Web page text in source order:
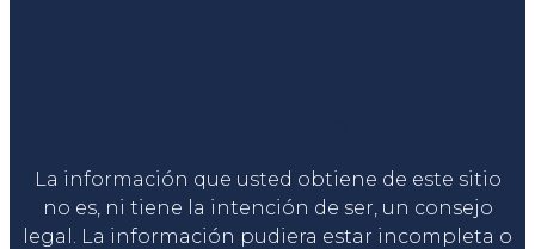
La información que usted obtiene de este sitio
no es, ni tiene la intención de ser, un consejo
legal. La información pudiera estar incompleta o